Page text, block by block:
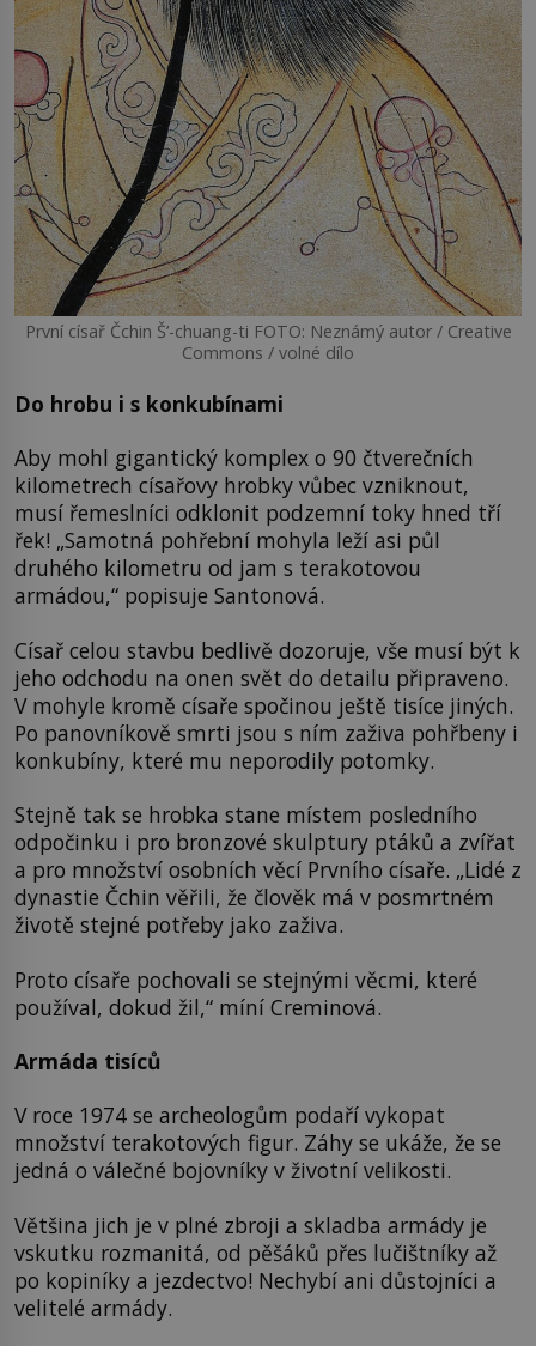
První císař Čchin Š’-chuang-ti FOTO: Neznámý autor / Creative
Commons / volné dílo
Do hrobu i s konkubínami
Aby mohl gigantický komplex o 90 čtverečních
kilometrech císařovy hrobky vůbec vzniknout,
musí řemeslníci odklonit podzemní toky hned tří
řek! „Samotná pohřební mohyla leží asi půl
druhého kilometru od jam s terakotovou
armádou,“ popisuje Santonová.
Císař celou stavbu bedlivě dozoruje, vše musí být k
jeho odchodu na onen svět do detailu připraveno.
V mohyle kromě císaře spočinou ještě tisíce jiných.
Po panovníkově smrti jsou s ním zaživa pohřbeny i
konkubíny, které mu neporodily potomky.
Stejně tak se hrobka stane místem posledního
odpočinku i pro bronzové skulptury ptáků a zvířat
a pro množství osobních věcí Prvního císaře. „Lidé z
dynastie Čchin věřili, že člověk má v posmrtném
životě stejné potřeby jako zaživa.
Proto císaře pochovali se stejnými věcmi, které
používal, dokud žil,“ míní Creminová.
Armáda tisíců
V roce 1974 se archeologům podaří vykopat
množství terakotových figur. Záhy se ukáže, že se
jedná o válečné bojovníky v životní velikosti.
Většina jich je v plné zbroji a skladba armády je
vskutku rozmanitá, od pěšáků přes lučištníky až
po kopiníky a jezdectvo! Nechybí ani důstojníci a
velitelé armády.